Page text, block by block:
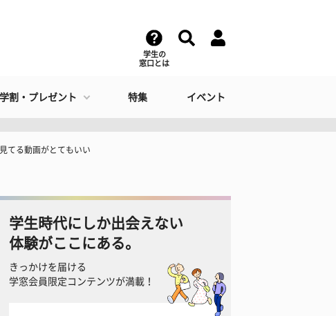
学生の
窓口とは
学割・プレゼント 特集 イベント
てる動画がとてもいい
学生時代にしか出会えない
体験がここにある。
きっかけを届ける
学窓会員限定コンテンツが満載！